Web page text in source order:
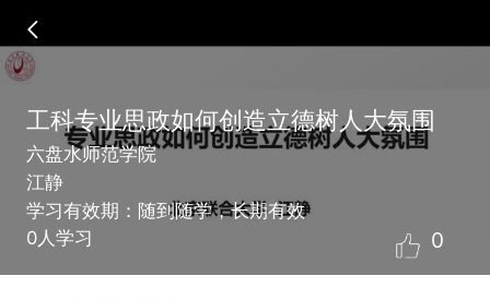
工科专业思政如何创造立德树人大氛围
六盘水师范学院
江静
学习有效期：随到随学，长期有效
0人学习
0